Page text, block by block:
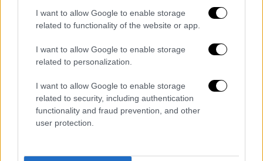
I want to allow Google to enable storage
related to functionality of the website or app.
I want to allow Google to enable storage
related to personalization.
I want to allow Google to enable storage
related to security, including authentication
functionality and fraud prevention, and other
user protection.